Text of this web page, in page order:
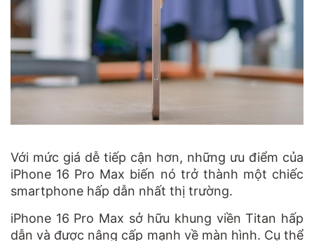
Với mức giá dễ tiếp cận hơn, những ưu điểm của
iPhone 16 Pro Max biến nó trở thành một chiếc
smartphone hấp dẫn nhất thị trường.
iPhone 16 Pro Max sở hữu khung viền Titan hấp
dẫn và được nâng cấp mạnh về màn hình. Cụ thể